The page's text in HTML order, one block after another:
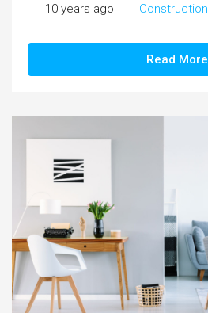
10 years ago Construction
Read More